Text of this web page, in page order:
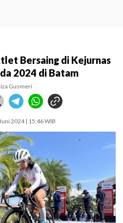
Bersaing di Kejurnas
2024 di Batam
Gusmeri
2024 | 15:46 WIB